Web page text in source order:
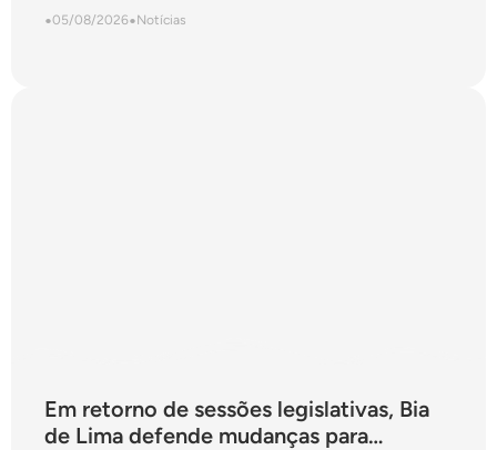
•05/08/2026•Notícias
Em retorno de sessões legislativas, Bia
de Lima defende mudanças para